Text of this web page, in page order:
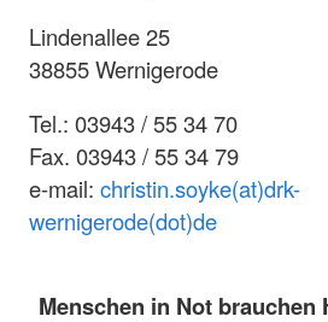
Lindenallee 25
38855 Wernigerode
Tel.: 03943 / 55 34 70
Fax. 03943 / 55 34 79
e-mail: christin.soyke(at)drk-
wernigerode(dot)de
Menschen in Not brauchen